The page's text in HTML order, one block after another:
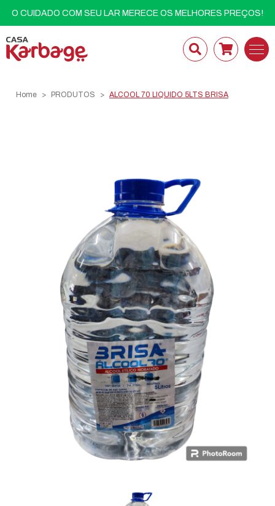
O CUIDADO COM SEU LAR MERECE OS MELHORES PREÇOS!
Home PRODUTOS ALCOOL 70 LIQUIDO 5LTS BRISA